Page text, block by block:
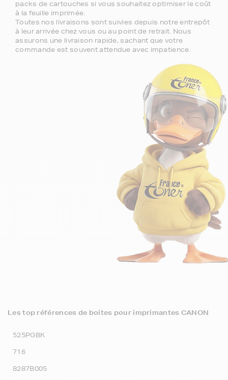
packs de cartouches si vous souhaitez optimiser le coût
à la feuille imprimée.
Toutes nos livraisons sont suivies depuis notre entrepôt
à leur arrivée chez vous ou au point de retrait. Nous
assurons une livraison rapide, sachant que votre
commande est souvent attendue avec impatience.
Les top références de boites pour imprimantes CANON
525PGBK
716
8287B005